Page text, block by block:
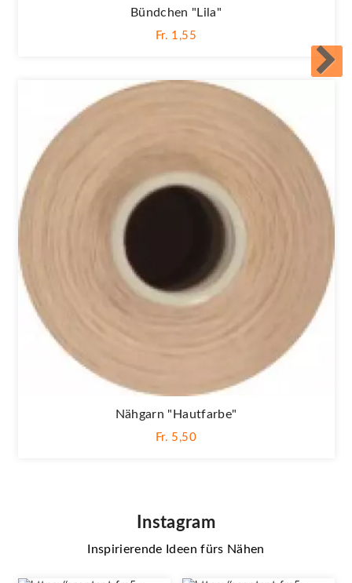
Bündchen "lila"
Fr. 1,55
Nähgarn "hautfarbe"
Fr. 5,50
Instagram
Inspirierende Ideen fürs Nähen